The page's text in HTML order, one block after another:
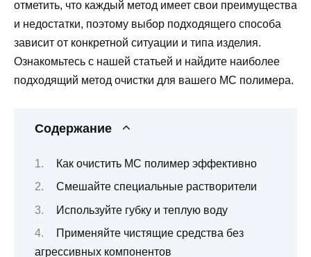
отметить, что каждый метод имеет свои преимущества
и недостатки, поэтому выбор подходящего способа
зависит от конкретной ситуации и типа изделия.
Ознакомьтесь с нашей статьей и найдите наиболее
подходящий метод очистки для вашего МС полимера.
Содержание
Как очистить МС полимер эффективно
Смешайте специальные растворители
Используйте губку и теплую воду
Применяйте чистящие средства без
агрессивных компонентов